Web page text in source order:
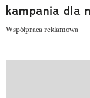
kampania dla
Współpraca reklamowa